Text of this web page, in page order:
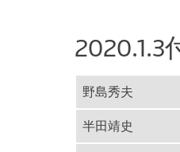
野島秀夫
半田靖史